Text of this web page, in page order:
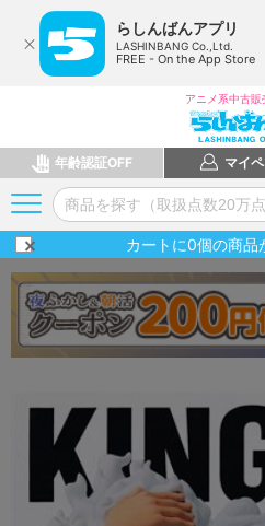
らしんばんアプリ
LASHINBANG Co.,Ltd.
FREE - On the App Store
アニメ系中古販
年齢認証OFF マイ
カートに0個の商品